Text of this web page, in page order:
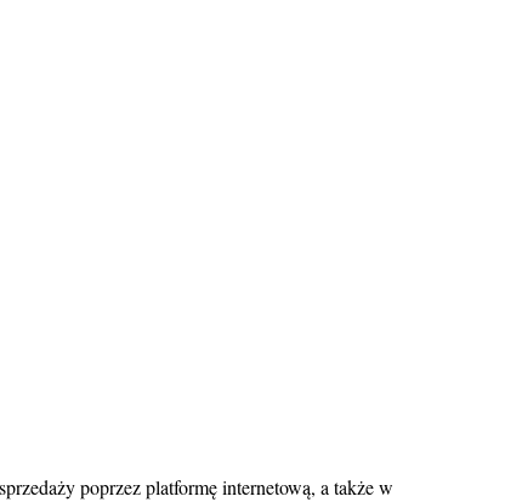
poprzez platformę internetową, a także w